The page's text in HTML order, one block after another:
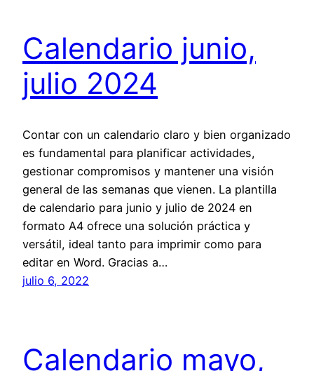
Calendario junio,
julio 2024
Contar con un calendario claro y bien organizado
es fundamental para planificar actividades,
gestionar compromisos y mantener una visión
general de las semanas que vienen. La plantilla
de calendario para junio y julio de 2024 en
formato A4 ofrece una solución práctica y
versátil, ideal tanto para imprimir como para
editar en Word. Gracias a…
julio 6, 2022
Calendario mayo,